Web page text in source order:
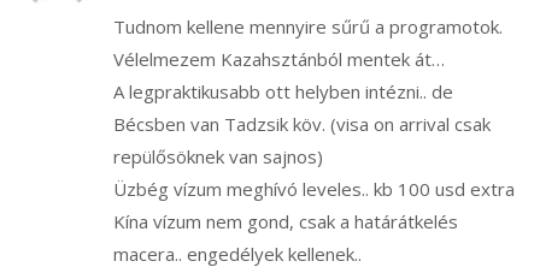
Tudnom kellene mennyire sűrű a programotok.
Vélelmezem Kazahsztánból mentek át…
A legpraktikusabb ott helyben intézni.. de
Bécsben van Tadzsik köv. (visa on arrival csak
repülősöknek van sajnos)
Üzbég vízum meghívó leveles.. kb 100 usd extra
Kína vízum nem gond, csak a határátkelés
macera.. engedélyek kellenek..